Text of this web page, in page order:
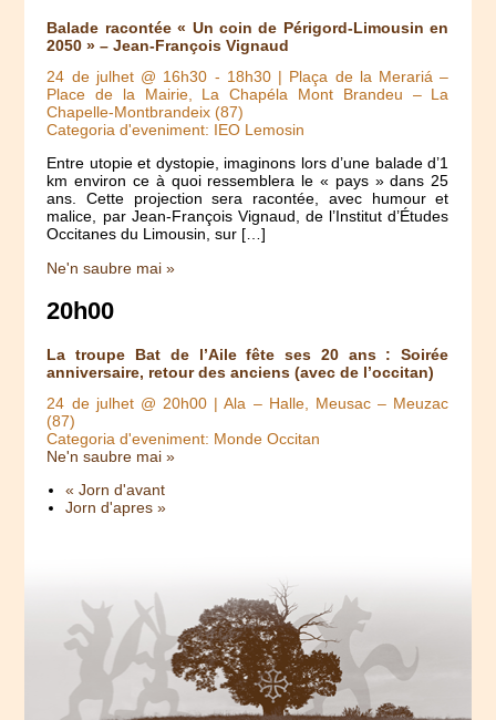
Balade racontée « Un coin de Périgord-Limousin en
2050 » – Jean-François Vignaud
24 de julhet @ 16h30 - 18h30| Plaça de la Merariá –
Place de la Mairie, La Chapéla Mont Brandeu – La
Chapelle-Montbrandeix (87)
Categoria d'eveniment: IEO Lemosin
Entre utopie et dystopie, imaginons lors d’une balade d’1
km environ ce à quoi ressemblera le « pays » dans 25
ans. Cette projection sera racontée, avec humour et
malice, par Jean-François Vignaud, de l’Institut d’Études
Occitanes du Limousin, sur […]
Ne'n saubre mai »
20h00
La troupe Bat de l’Aile fête ses 20 ans : Soirée
anniversaire, retour des anciens (avec de l’occitan)
24 de julhet @ 20h00 | Ala – Halle, Meusac – Meuzac
(87)
Categoria d'eveniment: Monde Occitan
Ne'n saubre mai »
« Jorn d'avant
Jorn d'apres »